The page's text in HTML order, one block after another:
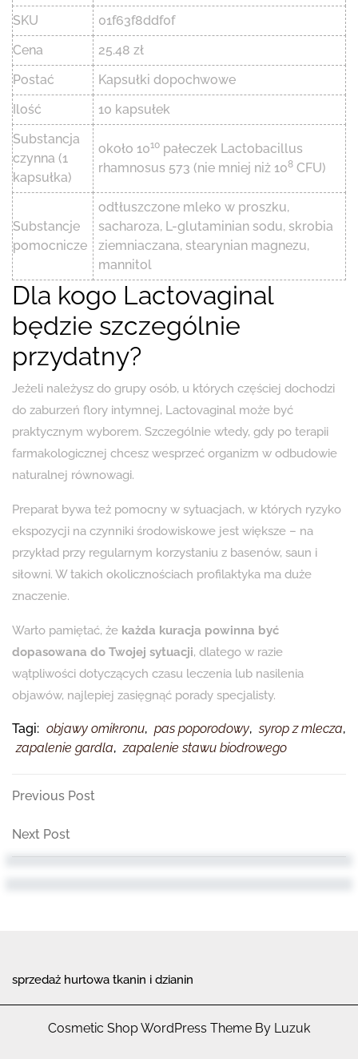
SKU
01f63f8ddf0f
Cena
25.48 zł
Postać
Kapsułki dopochwowe
Ilość
10 kapsułek
Substancja
czynna (1
kapsułka)
około 1010 pałeczek Lactobacillus
rhamnosus 573 (nie mniej niż 108 CFU)
Substancje
pomocnicze
odtłuszczone mleko w proszku,
sacharoza, L-glutaminian sodu, skrobia
ziemniaczana, stearynian magnezu,
mannitol
Dla kogo Lactovaginal
będzie szczególnie
przydatny?
Jeżeli należysz do grupy osób, u których częściej dochodzi
do zaburzeń flory intymnej, Lactovaginal może być
praktycznym wyborem. Szczególnie wtedy, gdy po terapii
farmakologicznej chcesz wesprzeć organizm w odbudowie
naturalnej równowagi.
Preparat bywa też pomocny w sytuacjach, w których ryzyko
ekspozycji na czynniki środowiskowe jest większe – na
przykład przy regularnym korzystaniu z basenów, saun i
siłowni. W takich okolicznościach profilaktyka ma duże
znaczenie.
Warto pamiętać, że każda kuracja powinna być
dopasowana do Twojej sytuacji, dlatego w razie
wątpliwości dotyczących czasu leczenia lub nasilenia
objawów, najlepiej zasięgnąć porady specjalisty.
Tagi: objawy omikronu, pas poporodowy, syrop z mlecza,
zapalenie gardla, zapalenie stawu biodrowego
Nawigacja
wpisu
Previous
Previous Post
Next
Post
Next Post
sprzedaż hurtowa tkanin i dzianin
Cosmetic Shop WordPress Theme By Luzuk